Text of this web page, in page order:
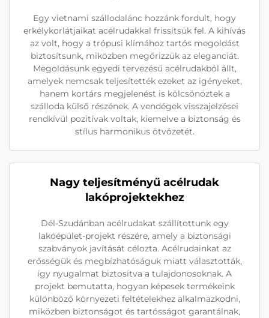
Egy vietnami szállodalánc hozzánk fordult, hogy
erkélykorlátjaikat acélrudakkal frissítsük fel. A kihívás
az volt, hogy a trópusi klímához tartós megoldást
biztosítsunk, miközben megőrizzük az eleganciát.
Megoldásunk egyedi tervezésű acélrudakból állt,
amelyek nemcsak teljesítették ezeket az igényeket,
hanem kortárs megjelenést is kölcsönöztek a
szálloda külső részének. A vendégek visszajelzései
rendkívül pozitívak voltak, kiemelve a biztonság és
stílus harmonikus ötvözetét.
Nagy teljesítményű acélrudak
lakóprojektekhez
Dél-Szudánban acélrudakat szállítottunk egy
lakóépület-projekt részére, amely a biztonsági
szabványok javítását célozta. Acélrudainkat az
erősségük és megbízhatóságuk miatt választották,
így nyugalmat biztosítva a tulajdonosoknak. A
projekt bemutatta, hogyan képesek termékeink
különböző környezeti feltételekhez alkalmazkodni,
miközben biztonságot és tartósságot garantálnak,